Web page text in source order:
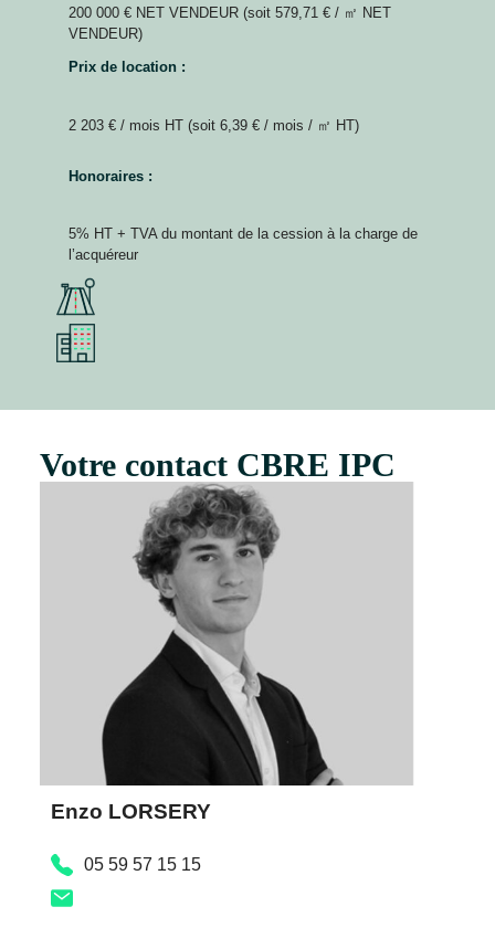
200 000 € NET VENDEUR (soit 579,71 € / ㎡ NET
VENDEUR)
Prix de location :
2 203 € / mois HT (soit 6,39 € / mois / ㎡ HT)
Honoraires :
5% HT + TVA du montant de la cession à la charge de
l’acquéreur
Votre contact CBRE IPC
Enzo LORSERY
05 59 57 15 15